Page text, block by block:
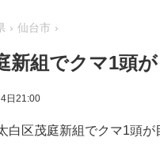
仙台市
新組でクマ1頭
日21:00
白区茂庭新組でクマ1頭が